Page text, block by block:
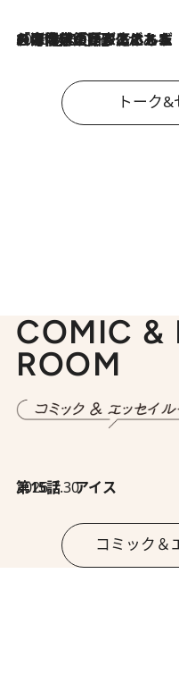
2026.8.3
「今後値上げがあるとすれば…」「リスクがあるのは今年の冬」エネルギー専門家が語る、ホルムズ海峡封鎖が家庭にもたらす“ある心配”
トーク
COMIC &
ROOM
2026.7.30
第15話 アイス
コミック＆